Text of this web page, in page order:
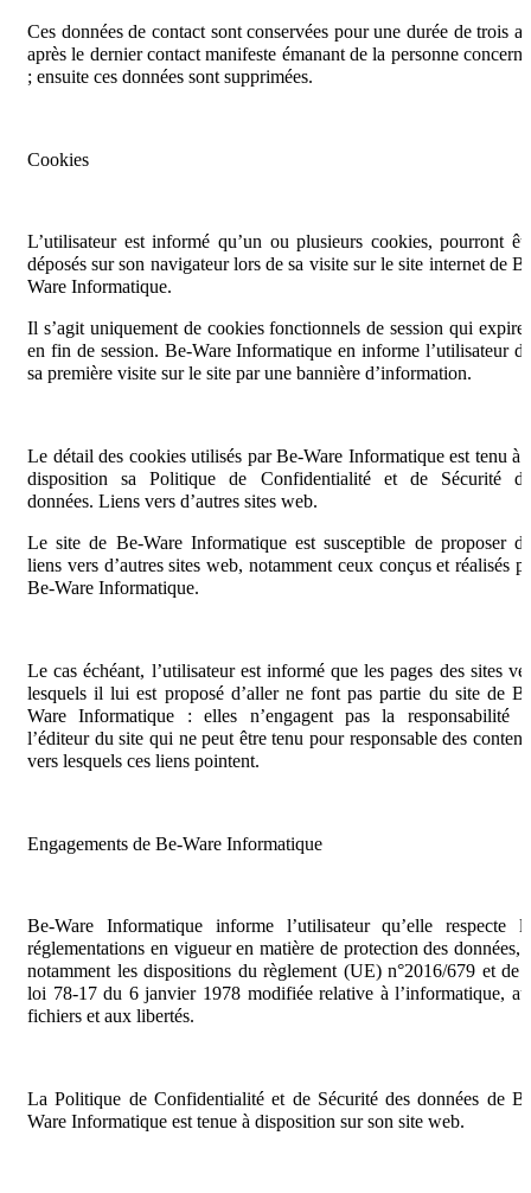
Ces données de contact sont conservées pour une durée de trois
après le dernier contact manifeste émanant de la personne
; ensuite ces données sont supprimées.
Cookies
L’utilisateur est informé qu’un ou plusieurs cookies, pourront
déposés sur son navigateur lors de sa visite sur le site internet de
Ware Informatique.
Il s’agit uniquement de cookies fonctionnels de session qui
en fin de session. Be-Ware Informatique en informe l’utilisateur
sa première visite sur le site par une bannière d’information.
Le détail des cookies utilisés par Be-Ware Informatique est tenu à
disposition sa Politique de Confidentialité et de Sécurité
données. Liens vers d’autres sites web.
Le site de Be-Ware Informatique est susceptible de proposer
liens vers d’autres sites web, notamment ceux conçus et réalisés
Be-Ware Informatique.
Le cas échéant, l’utilisateur est informé que les pages des sites
lesquels il lui est proposé d’aller ne font pas partie du site de
Ware Informatique : elles n’engagent pas la responsabilité
l’éditeur du site qui ne peut être tenu pour responsable des
vers lesquels ces liens pointent.
Engagements de Be-Ware Informatique
Be-Ware Informatique informe l’utilisateur qu’elle respecte
réglementations en vigueur en matière de protection des données,
notamment les dispositions du règlement (UE) n°2016/679 et de
loi 78-17 du 6 janvier 1978 modifiée relative à l’informatique,
fichiers et aux libertés.
La Politique de Confidentialité et de Sécurité des données de
Ware Informatique est tenue à disposition sur son site web.